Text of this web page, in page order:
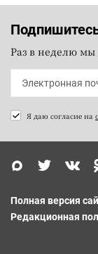
Раз в неделю
Я даю согласие на
Полная версия
Редакционная